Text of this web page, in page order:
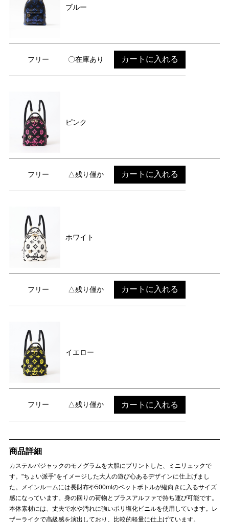
ブルー
フリー 〇在庫あり カートに入れる
ピンク
フリー △残り僅か カートに入れる
ホワイト
フリー △残り僅か カートに入れる
イエロー
フリー △残り僅か カートに入れる
商品詳細
カステルバジャックのモノグラムを大胆にプリントした、ミニリュックで
す。"ちょい派手"をイメージした大人の遊び心あるデザインに仕上げまし
た。メインルームには長財布や500mlのペットボトルが縦向きに入るサイズ
感になっています。身の回りの荷物とプラスアルファで持ち運び可能です。
本体素材には、丈夫で水や汚れに強いポリ塩化ビニルを使用しています。レ
ザーライクで高級感を演出しており、比較的軽量に仕上げています。